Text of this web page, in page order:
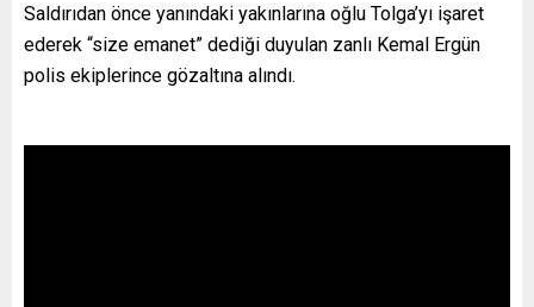
Saldırıdan önce yanındaki yakınlarına oğlu Tolga’yı işaret
ederek “size emanet” dediği duyulan zanlı Kemal Ergün
polis ekiplerince gözaltına alındı.